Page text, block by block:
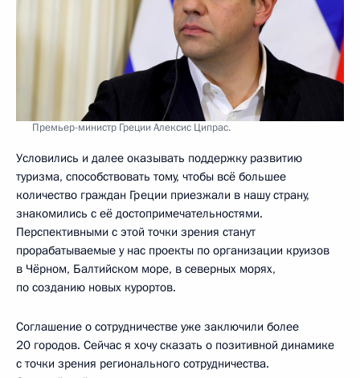
Премьер-министр Греции Алексис Ципрас.
Условились и далее оказывать поддержку развитию
туризма, способствовать тому, чтобы всё большее
количество граждан Греции приезжали в нашу страну,
знакомились с её достопримечательностями.
Перспективными с этой точки зрения станут
прорабатываемые у нас проекты по организации круизов
в Чёрном, Балтийском море, в северных морях,
по созданию новых курортов.
Соглашение о сотрудничестве уже заключили более
20 городов. Сейчас я хочу сказать о позитивной динамике
с точки зрения регионального сотрудничества.